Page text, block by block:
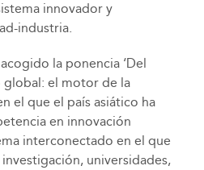
innovador y
industria.
la ponencia ‘Del
el motor de la
el que el país asiático ha
en innovación
interconectado en el que
universidades,